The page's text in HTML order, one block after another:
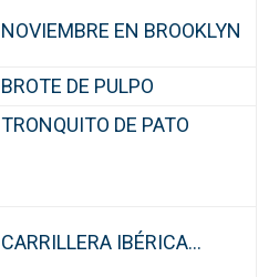
NOVIEMBRE EN BROOKLYN
BROTE DE PULPO
TRONQUITO DE PATO
CARRILLERA IBÉRICA…